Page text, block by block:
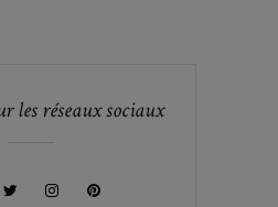
les réseaux sociaux